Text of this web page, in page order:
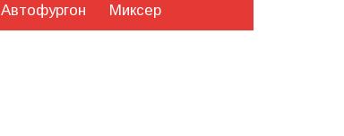
Автофургон Миксер